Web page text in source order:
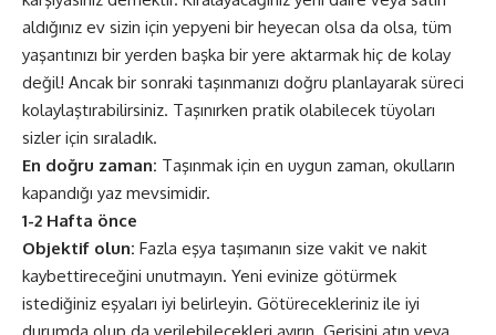
aldığınız ev sizin için yepyeni bir heyecan olsa da olsa, tüm
yaşantınızı bir yerden başka bir yere aktarmak hiç de kolay
değil! Ancak bir sonraki taşınmanızı doğru planlayarak süreci
kolaylaştırabilirsiniz. Taşınırken pratik olabilecek tüyoları
sizler için sıraladık.
En doğru zaman: Taşınmak için en uygun zaman, okulların
kapandığı yaz mevsimidir.
1-2 Hafta önce
Objektif olun: Fazla eşya taşımanın size vakit ve nakit
kaybettireceğini unutmayın. Yeni evinize götürmek
istediğiniz eşyaları iyi belirleyin. Götürecekleriniz ile iyi